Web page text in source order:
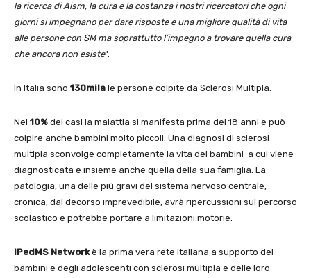
la ricerca di Aism, la cura e la costanza i nostri ricercatori che ogni
giorni si impegnano per dare risposte e una migliore qualità di vita
alle persone con SM ma soprattutto l’impegno a trovare quella cura
che ancora non esiste“.
In Italia sono 130mila le persone colpite da Sclerosi Multipla.
Nel 10% dei casi la malattia si manifesta prima dei 18 anni e può
colpire anche bambini molto piccoli. Una diagnosi di sclerosi
multipla sconvolge completamente la vita dei bambini a cui viene
diagnosticata e insieme anche quella della sua famiglia. La
patologia, una delle più gravi del sistema nervoso centrale,
cronica, dal decorso imprevedibile, avrà ripercussioni sul percorso
scolastico e potrebbe portare a limitazioni motorie.
IPedMS Networkè la prima vera rete italiana a supporto dei
bambini e degli adolescenti con sclerosi multipla e delle loro